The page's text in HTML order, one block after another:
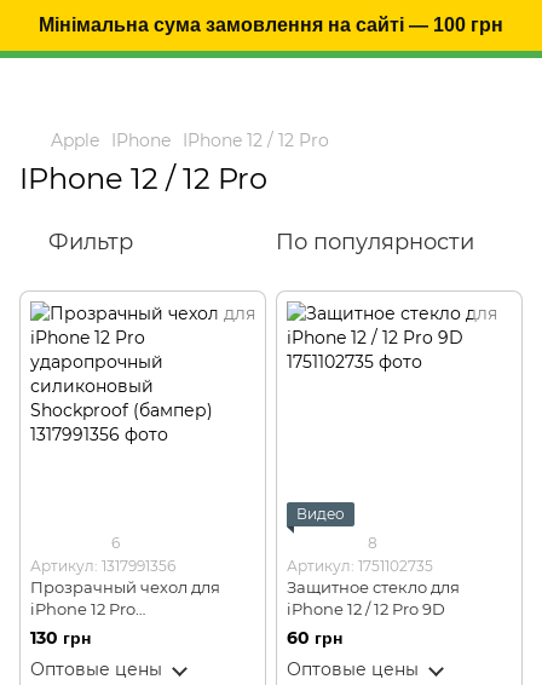
Мінімальна сума замовлення на сайті — 100 грн
Apple IPhone IPhone 12 / 12 Pro
IPhone 12 / 12 Pro
Фильтр По популярности
6
Артикул: 1317991356
Прозрачный чехол для
iPhone 12 Pro
ударопрочный
силиконовый Shockproof
(бампер)
130 грн
Оптовые цены
Видео
8
Артикул: 1751102735
Защитное стекло для
iPhone 12 / 12 Pro 9D
60 грн
Оптовые цены